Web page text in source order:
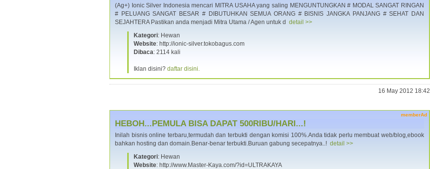
(Ag+) Ionic Silver Indonesia mencari MITRA USAHA yang saling MENGUNTUNGKAN # MODAL SANGAT RINGAN
# PELUANG SANGAT BESAR # DIBUTUHKAN SEMUA ORANG # BISNIS JANGKA PANJANG # SEHAT DAN
SEJAHTERA Pastikan anda menjadi Mitra Utama / Agen untuk d detail >>
Kategori: Hewan
Website: http://ionic-silver.tokobagus.com
Dibaca: 2114 kali
Iklan disini? daftar disini.
16 May 2012 18:42
memberAd
HEBOH...PEMULA BISA DAPAT 500RIBU/HARI...!
Inilah bisnis online terbaru,termudah dan terbukti dengan komisi 100%.Anda tidak perlu membuat web/blog,ebook
bahkan hosting dan domain.Benar-benar terbukti.Buruan gabung secepatnya..! detail >>
Kategori: Hewan
Website: http://www.Master-Kaya.com/?id=ULTRAKAYA